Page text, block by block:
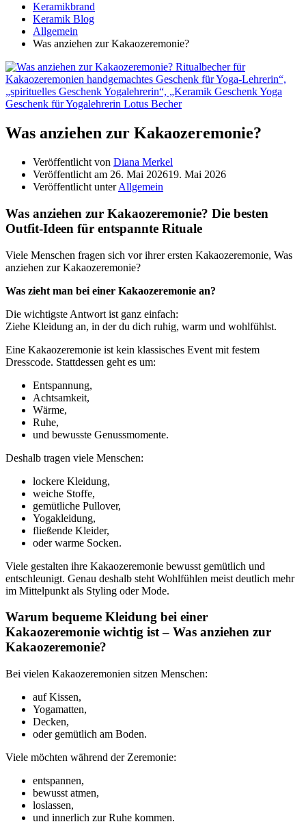
Keramikbrand
Keramik Blog
Allgemein
Was anziehen zur Kakaozeremonie?
Was anziehen zur Kakaozeremonie?
Veröffentlicht von Diana Merkel
Veröffentlicht am 26. Mai 202619. Mai 2026
Veröffentlicht unterAllgemein
Was anziehen zur Kakaozeremonie? Die besten
Outfit-Ideen für entspannte Rituale
Viele Menschen fragen sich vor ihrer ersten Kakaozeremonie, Was
anziehen zur Kakaozeremonie?
Was zieht man bei einer Kakaozeremonie an?
Die wichtigste Antwort ist ganz einfach:
Ziehe Kleidung an, in der du dich ruhig, warm und wohlfühlst.
Eine Kakaozeremonie ist kein klassisches Event mit festem
Dresscode. Stattdessen geht es um:
Entspannung,
Achtsamkeit,
Wärme,
Ruhe,
und bewusste Genussmomente.
Deshalb tragen viele Menschen:
lockere Kleidung,
weiche Stoffe,
gemütliche Pullover,
Yogakleidung,
fließende Kleider,
oder warme Socken.
Viele gestalten ihre Kakaozeremonie bewusst gemütlich und
entschleunigt. Genau deshalb steht Wohlfühlen meist deutlich mehr
im Mittelpunkt als Styling oder Mode.
Warum bequeme Kleidung bei einer
Kakaozeremonie wichtig ist – Was anziehen zur
Kakaozeremonie?
Bei vielen Kakaozeremonien sitzen Menschen:
auf Kissen,
Yogamatten,
Decken,
oder gemütlich am Boden.
Viele möchten während der Zeremonie:
entspannen,
bewusst atmen,
loslassen,
und innerlich zur Ruhe kommen.